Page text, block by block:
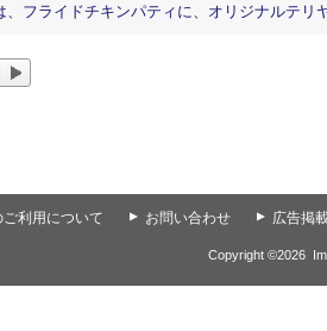
、フライドチキンパティに、オリジナルテ
利用について ▲ お問い合わせ ▲ 広告掲
Copyright ©2026